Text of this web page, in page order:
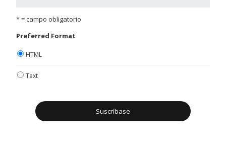
* = campo obligatorio
Preferred Format
HTML
Text